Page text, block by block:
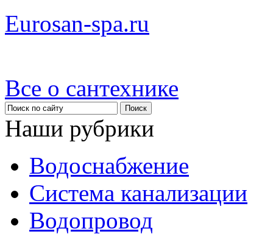
Eurosan-spa.ru
Все о сантехнике
Наши рубрики
Водоснабжение
Система канализации
Водопровод